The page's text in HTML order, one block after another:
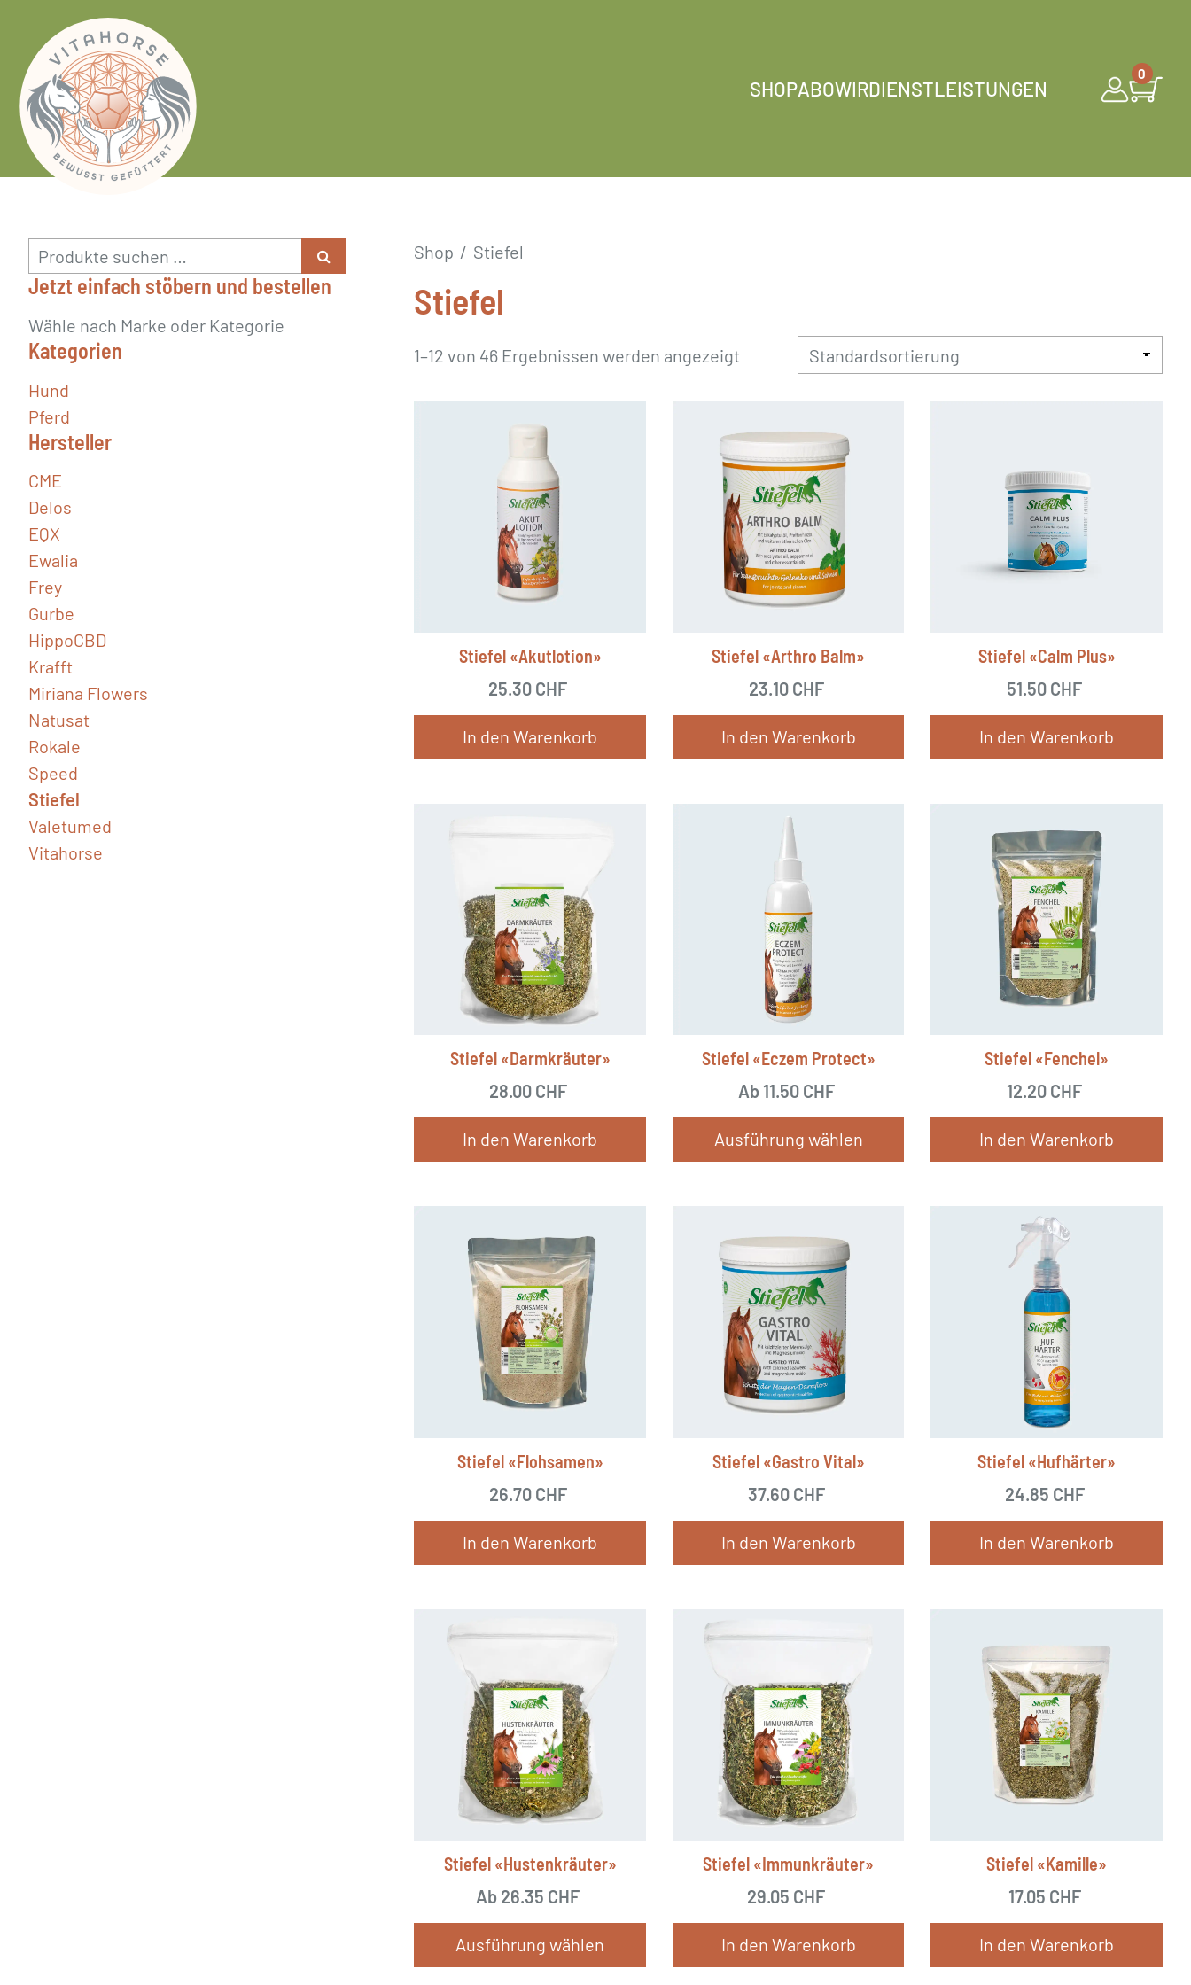
content
SHOPABOWIRDIENSTLEISTUNGEN
0
Shop / Stiefel
Stiefel
1–12 von 46 Ergebnissen werden angezeigt
Stiefel «Akutlotion»
25.30 CHF
In den Warenkorb
Stiefel «Arthro Balm»
23.10 CHF
In den Warenkorb
Stiefel «Calm Plus»
51.50 CHF
In den Warenkorb
Stiefel «Darmkräuter»
28.00 CHF
In den Warenkorb
Stiefel «Eczem Protect»
Ab 11.50 CHF
Ausführung wählen
mehrere
Varianten
auf.
Die
Optionen
können
auf
Produktseite
gewählt
werden
Stiefel «Fenchel»
12.20 CHF
In den Warenkorb
Stiefel «Flohsamen»
26.70 CHF
In den Warenkorb
Stiefel «Gastro Vital»
37.60 CHF
In den Warenkorb
Stiefel «Hufhärter»
24.85 CHF
In den Warenkorb
Stiefel «Hustenkräuter»
Ab 26.35 CHF
Ausführung wählen
Stiefel «Immunkräuter»
29.05 CHF
In den Warenkorb
Stiefel «Kamille»
17.05 CHF
In den Warenkorb
Suchen
nach:
Jetzt einfach stöbern und bestellen
Wähle nach Marke oder Kategorie
Kategorien
Hund
Pferd
Hersteller
CME
Delos
EQX
Ewalia
Frey
Gurbe
HippoCBD
Krafft
Miriana Flowers
Natusat
Rokale
Speed
Stiefel
Valetumed
Vitahorse